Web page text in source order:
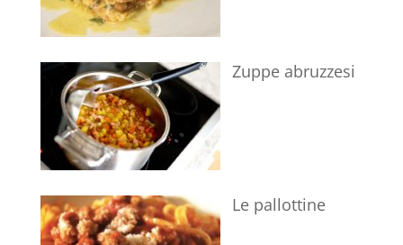
Zuppe abruzzesi
Le pallottine